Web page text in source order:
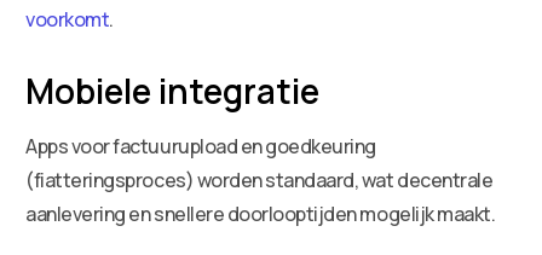
voorkomt.
Mobiele integratie
Apps voor factuurupload en goedkeuring
(fiatteringsproces) worden standaard, wat decentrale
aanlevering en snellere doorlooptijden mogelijk maakt.